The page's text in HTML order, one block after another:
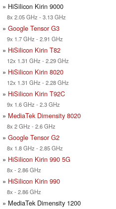
» HiSilicon Kirin 9000
8x 2.05 GHz - 3.13 GHz
» Google Tensor G3
9x 1.7 GHz - 2.91 GHz
» HiSilicon Kirin T82
12x 1.31 GHz - 2.29 GHz
» HiSilicon Kirin 8020
12x 1.31 GHz - 2.28 GHz
» HiSilicon Kirin T92C
9x 1.6 GHz - 2.3 GHz
» MediaTek Dimensity 8020
8x 2 GHz - 2.6 GHz
» Google Tensor G2
8x 1.8 GHz - 2.85 GHz
» HiSilicon Kirin 990 5G
8x - 2.86 GHz
» HiSilicon Kirin 990
8x - 2.86 GHz
» MediaTek Dimensity 1200